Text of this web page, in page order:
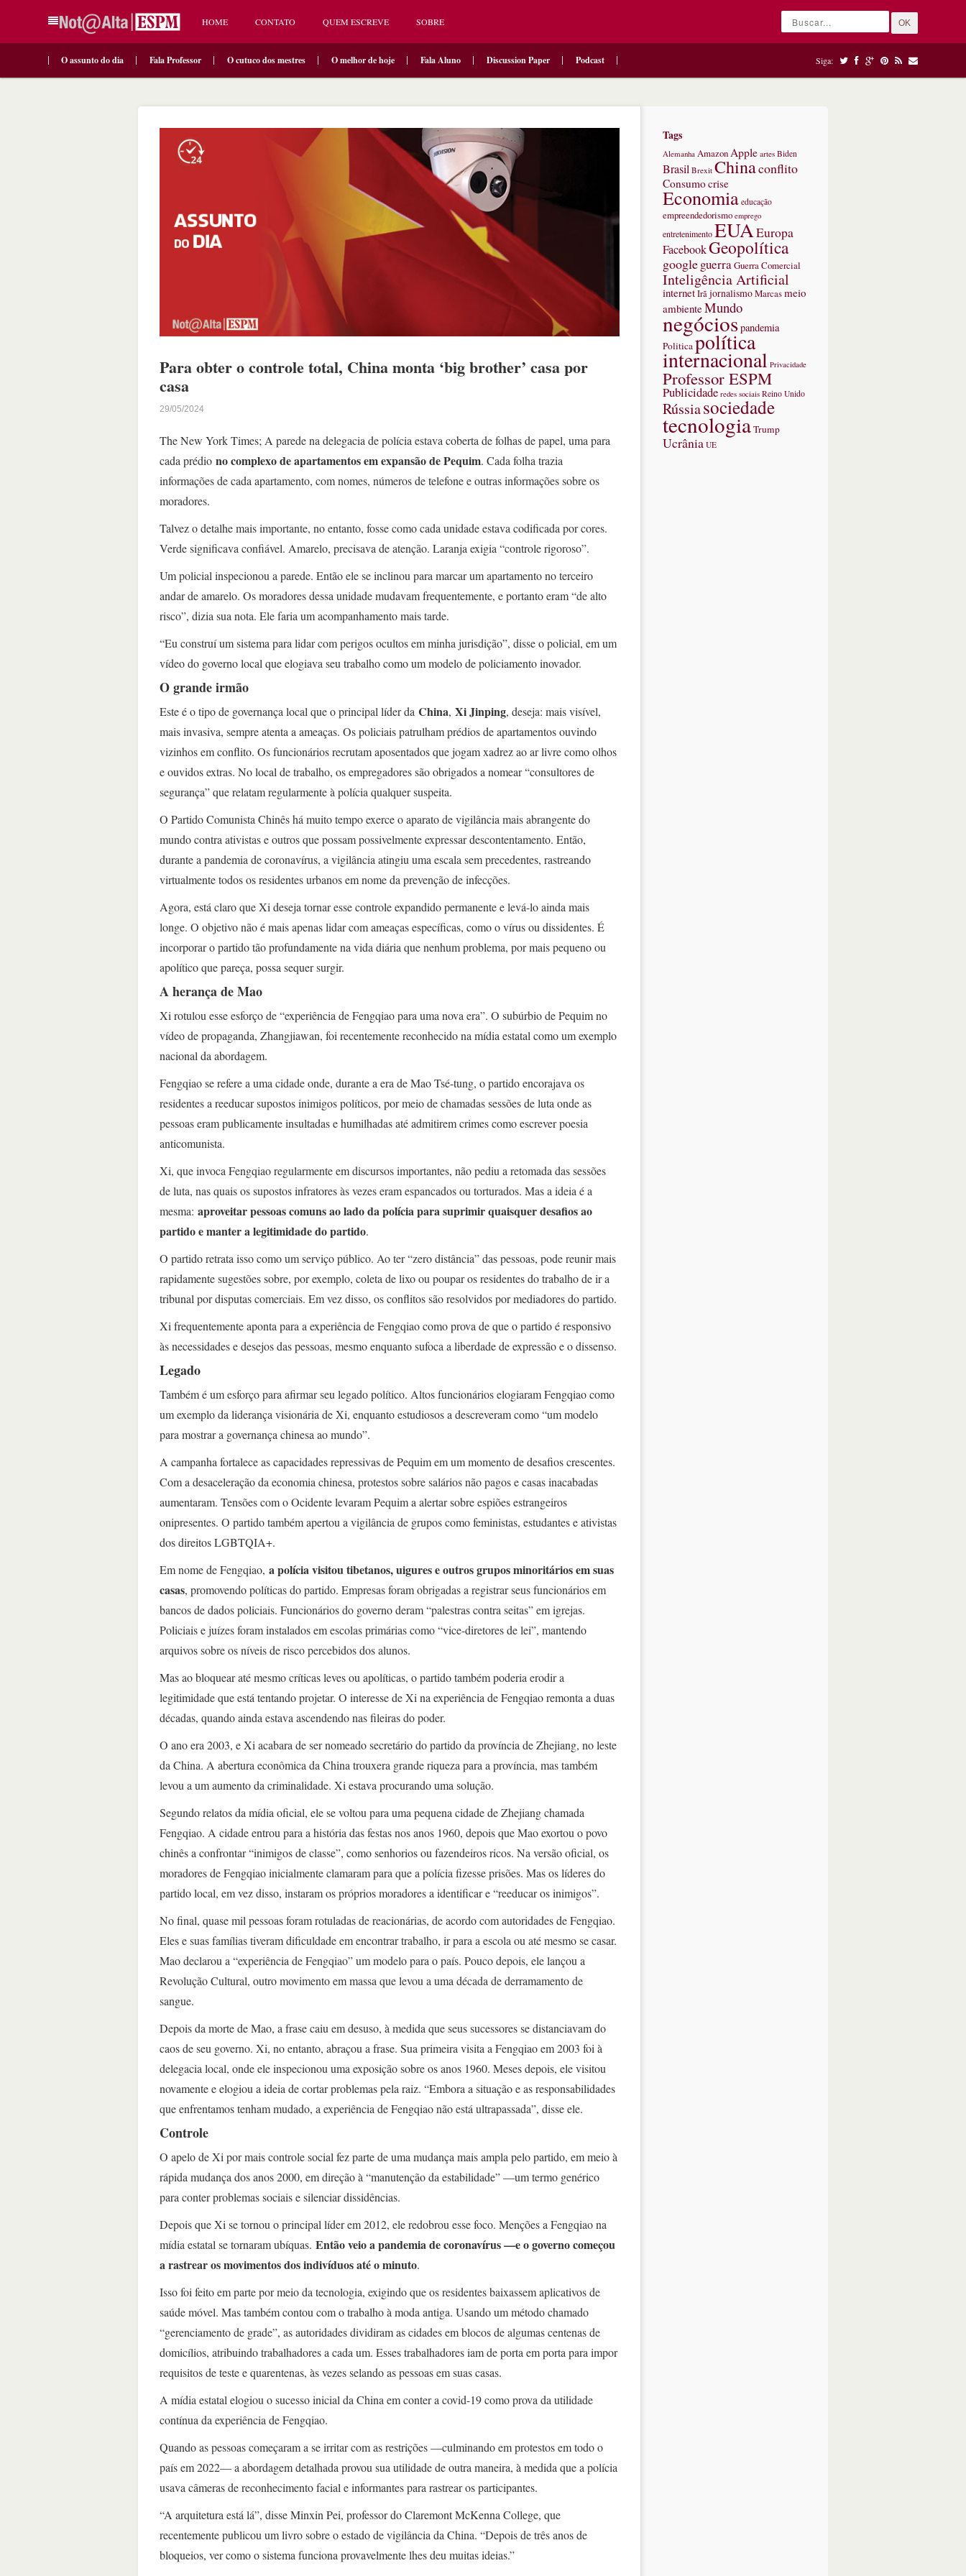
HOME CONTATO QUEM ESCREVE SOBRE OK
O assunto do dia Fala Professor O cutuco dos mestres O melhor de hoje Fala Aluno Discussion Paper Podcast Siga:
Para obter o controle total, China monta ‘big brother’ casa por
casa
29/05/2024
The New York Times; A parede na delegacia de polícia estava coberta de folhas de papel, uma para
cada prédio no complexo de apartamentos em expansão de Pequim. Cada folha trazia
informações de cada apartamento, com nomes, números de telefone e outras informações sobre os
moradores.
Talvez o detalhe mais importante, no entanto, fosse como cada unidade estava codificada por cores.
Verde significava confiável. Amarelo, precisava de atenção. Laranja exigia “controle rigoroso”.
Um policial inspecionou a parede. Então ele se inclinou para marcar um apartamento no terceiro
andar de amarelo. Os moradores dessa unidade mudavam frequentemente, e portanto eram “de alto
risco”, dizia sua nota. Ele faria um acompanhamento mais tarde.
“Eu construí um sistema para lidar com perigos ocultos em minha jurisdição”, disse o policial, em um
vídeo do governo local que elogiava seu trabalho como um modelo de policiamento inovador.
O grande irmão
Este é o tipo de governança local que o principal líder da China, Xi Jinping, deseja: mais visível,
mais invasiva, sempre atenta a ameaças. Os policiais patrulham prédios de apartamentos ouvindo
vizinhos em conflito. Os funcionários recrutam aposentados que jogam xadrez ao ar livre como olhos
e ouvidos extras. No local de trabalho, os empregadores são obrigados a nomear “consultores de
segurança” que relatam regularmente à polícia qualquer suspeita.
O Partido Comunista Chinês há muito tempo exerce o aparato de vigilância mais abrangente do
mundo contra ativistas e outros que possam possivelmente expressar descontentamento. Então,
durante a pandemia de coronavírus, a vigilância atingiu uma escala sem precedentes, rastreando
virtualmente todos os residentes urbanos em nome da prevenção de infecções.
Agora, está claro que Xi deseja tornar esse controle expandido permanente e levá-lo ainda mais
longe. O objetivo não é mais apenas lidar com ameaças específicas, como o vírus ou dissidentes. É
incorporar o partido tão profundamente na vida diária que nenhum problema, por mais pequeno ou
apolítico que pareça, possa sequer surgir.
A herança de Mao
Xi rotulou esse esforço de “experiência de Fengqiao para uma nova era”. O subúrbio de Pequim no
vídeo de propaganda, Zhangjiawan, foi recentemente reconhecido na mídia estatal como um exemplo
nacional da abordagem.
Fengqiao se refere a uma cidade onde, durante a era de Mao Tsé-tung, o partido encorajava os
residentes a reeducar supostos inimigos políticos, por meio de chamadas sessões de luta onde as
pessoas eram publicamente insultadas e humilhadas até admitirem crimes como escrever poesia
anticomunista.
Xi, que invoca Fengqiao regularmente em discursos importantes, não pediu a retomada das sessões
de luta, nas quais os supostos infratores às vezes eram espancados ou torturados. Mas a ideia é a
mesma: aproveitar pessoas comuns ao lado da polícia para suprimir quaisquer desafios ao
partido e manter a legitimidade do partido.
O partido retrata isso como um serviço público. Ao ter “zero distância” das pessoas, pode reunir mais
rapidamente sugestões sobre, por exemplo, coleta de lixo ou poupar os residentes do trabalho de ir a
tribunal por disputas comerciais. Em vez disso, os conflitos são resolvidos por mediadores do partido.
Xi frequentemente aponta para a experiência de Fengqiao como prova de que o partido é responsivo
às necessidades e desejos das pessoas, mesmo enquanto sufoca a liberdade de expressão e o dissenso.
Legado
Também é um esforço para afirmar seu legado político. Altos funcionários elogiaram Fengqiao como
um exemplo da liderança visionária de Xi, enquanto estudiosos a descreveram como “um modelo
para mostrar a governança chinesa ao mundo”.
A campanha fortalece as capacidades repressivas de Pequim em um momento de desafios crescentes.
Com a desaceleração da economia chinesa, protestos sobre salários não pagos e casas inacabadas
aumentaram. Tensões com o Ocidente levaram Pequim a alertar sobre espiões estrangeiros
onipresentes. O partido também apertou a vigilância de grupos como feministas, estudantes e ativistas
dos direitos LGBTQIA+.
Em nome de Fengqiao, a polícia visitou tibetanos, uigures e outros grupos minoritários em suas
casas, promovendo políticas do partido. Empresas foram obrigadas a registrar seus funcionários em
bancos de dados policiais. Funcionários do governo deram “palestras contra seitas” em igrejas.
Policiais e juízes foram instalados em escolas primárias como “vice-diretores de lei”, mantendo
arquivos sobre os níveis de risco percebidos dos alunos.
Mas ao bloquear até mesmo críticas leves ou apolíticas, o partido também poderia erodir a
legitimidade que está tentando projetar. O interesse de Xi na experiência de Fengqiao remonta a duas
décadas, quando ainda estava ascendendo nas fileiras do poder.
O ano era 2003, e Xi acabara de ser nomeado secretário do partido da província de Zhejiang, no leste
da China. A abertura econômica da China trouxera grande riqueza para a província, mas também
levou a um aumento da criminalidade. Xi estava procurando uma solução.
Segundo relatos da mídia oficial, ele se voltou para uma pequena cidade de Zhejiang chamada
Fengqiao. A cidade entrou para a história das festas nos anos 1960, depois que Mao exortou o povo
chinês a confrontar “inimigos de classe”, como senhorios ou fazendeiros ricos. Na versão oficial, os
moradores de Fengqiao inicialmente clamaram para que a polícia fizesse prisões. Mas os líderes do
partido local, em vez disso, instaram os próprios moradores a identificar e “reeducar os inimigos”.
No final, quase mil pessoas foram rotuladas de reacionárias, de acordo com autoridades de Fengqiao.
Eles e suas famílias tiveram dificuldade em encontrar trabalho, ir para a escola ou até mesmo se casar.
Mao declarou a “experiência de Fengqiao” um modelo para o país. Pouco depois, ele lançou a
Revolução Cultural, outro movimento em massa que levou a uma década de derramamento de
sangue.
Depois da morte de Mao, a frase caiu em desuso, à medida que seus sucessores se distanciavam do
caos de seu governo. Xi, no entanto, abraçou a frase. Sua primeira visita a Fengqiao em 2003 foi à
delegacia local, onde ele inspecionou uma exposição sobre os anos 1960. Meses depois, ele visitou
novamente e elogiou a ideia de cortar problemas pela raiz. “Embora a situação e as responsabilidades
que enfrentamos tenham mudado, a experiência de Fengqiao não está ultrapassada”, disse ele.
Controle
O apelo de Xi por mais controle social fez parte de uma mudança mais ampla pelo partido, em meio à
rápida mudança dos anos 2000, em direção à “manutenção da estabilidade” —um termo genérico
para conter problemas sociais e silenciar dissidências.
Depois que Xi se tornou o principal líder em 2012, ele redobrou esse foco. Menções a Fengqiao na
mídia estatal se tornaram ubíquas. Então veio a pandemia de coronavírus —e o governo começou
a rastrear os movimentos dos indivíduos até o minuto.
Isso foi feito em parte por meio da tecnologia, exigindo que os residentes baixassem aplicativos de
saúde móvel. Mas também contou com o trabalho à moda antiga. Usando um método chamado
“gerenciamento de grade”, as autoridades dividiram as cidades em blocos de algumas centenas de
domicílios, atribuindo trabalhadores a cada um. Esses trabalhadores iam de porta em porta para impor
requisitos de teste e quarentenas, às vezes selando as pessoas em suas casas.
A mídia estatal elogiou o sucesso inicial da China em conter a covid-19 como prova da utilidade
contínua da experiência de Fengqiao.
Quando as pessoas começaram a se irritar com as restrições —culminando em protestos em todo o
país em 2022— a abordagem detalhada provou sua utilidade de outra maneira, à medida que a polícia
usava câmeras de reconhecimento facial e informantes para rastrear os participantes.
“A arquitetura está lá”, disse Minxin Pei, professor do Claremont McKenna College, que
recentemente publicou um livro sobre o estado de vigilância da China. “Depois de três anos de
bloqueios, ver como o sistema funciona provavelmente lhes deu muitas ideias.”
Tags
Alemanha Amazon Apple artes Biden
Brasil Brexit Chinaconflito
Consumocrise
Economia educação
empreendedorismo emprego
entretenimentoEUAEuropa
FacebookGeopolítica
googleguerraGuerra Comercial
Inteligência Artificial
internetIrãjornalismoMarcasmeio
ambienteMundo
negóciospandemia
Politicapolítica
internacional Privacidade
Professor ESPM
Publicidade redes sociais Reino Unido
Rússiasociedade
tecnologiaTrump
Ucrânia UE